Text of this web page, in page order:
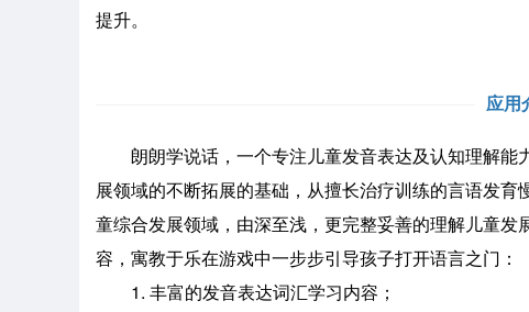
提升。
应用
朗朗学说话，一个专注儿童发音表达及认知理解能
展领域的不断拓展的基础，从擅长治疗训练的言语发
童综合发展领域，由深至浅，更完整妥善的理解儿童
容，寓教于乐在游戏中一步步引导孩子打开语言之门：
1. 丰富的发音表达词汇学习内容；